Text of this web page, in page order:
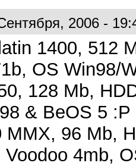
2006 -
1400, 512
OS Win98/
128 Mb,
& BeOS 5 :P
MMX, 96 Mb,
4mb,